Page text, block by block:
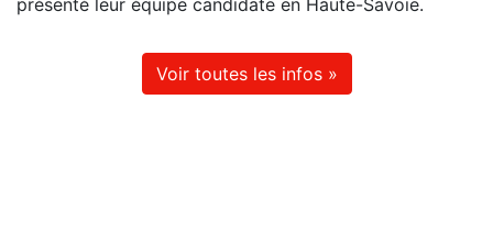
présenté leur équipe candidate en Haute-Savoie.
Voir toutes les infos »